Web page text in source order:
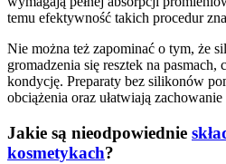
temu efektywność takich procedur
Nie można też zapominać o tym, że
gromadzenia się resztek na
kondycję. Preparaty bez silikonów
obciążenia oraz ułatwiają
Jakie są nieodpowiednie
kosmetykach?